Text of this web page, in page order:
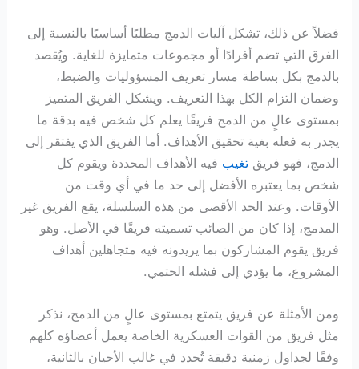
فضلاً عن ذلك، تشكل آليات الدمج مطلبًا أساسيًا بالنسبة إلى
الفرق التي تضم أفرادًا أو مجموعات متمايزة للغاية. ويُقصد
بالدمج بكل بساطة مسار تعريف المسؤوليات والضبط،
وضمان التزام الكل بهذا التعريف. ويشكل الفريق المتميز
بمستوى عالٍ من الدمج فريقًا يعلم كل شخص فيه بدقة ما
يجدر به فعله بغية تحقيق الأهداف. أما الفريق الذي يفتقر إلى
الدمج، فهو فريقتغيب فيه الأهداف المحددة ويقوم كل
شخص بما يعتبره الأفضل إلى حد ما في أي وقت من
الأوقات. وعند الحد الأقصى من هذه السلسلة، يقع الفريق غير
المدمج، إذا كان من الصائب تسميته فريقًا في الأصل. وهو
فريق يقوم المشاركون بما يريدونه فيه متجاهلين أهداف
المشروع، ما يؤدي إلى فشله الحتمي.
ومن الأمثلة عن فريق يتمتع بمستوى عالٍ من الدمج، نذكر
مثل فريق من القوات العسكرية الخاصة يعمل أعضاؤه كلهم
وفقًا لجداول زمنية دقيقة تُحدد في غالب الأحيان بالثانية،